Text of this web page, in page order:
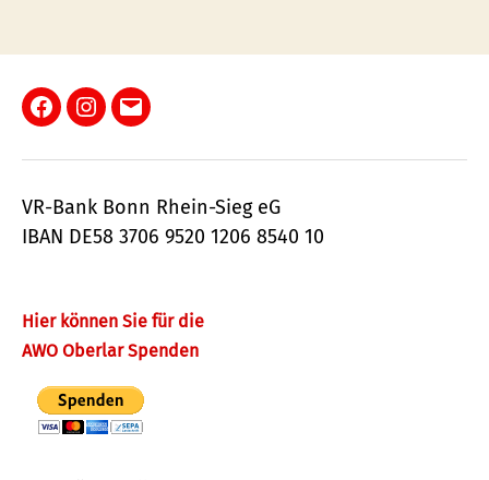
Facebook
Instagram
E-
VR-Bank Bonn Rhein-Sieg eG
IBAN DE58 3706 9520 1206 8540 10
Hier können Sie für die
AWO Oberlar Spenden